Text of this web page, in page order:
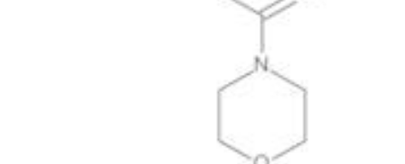
dimethoxyphenyl)prop-2-enoyl]morpholine
Dimethoxphenyl)Acryloy]Morpholine